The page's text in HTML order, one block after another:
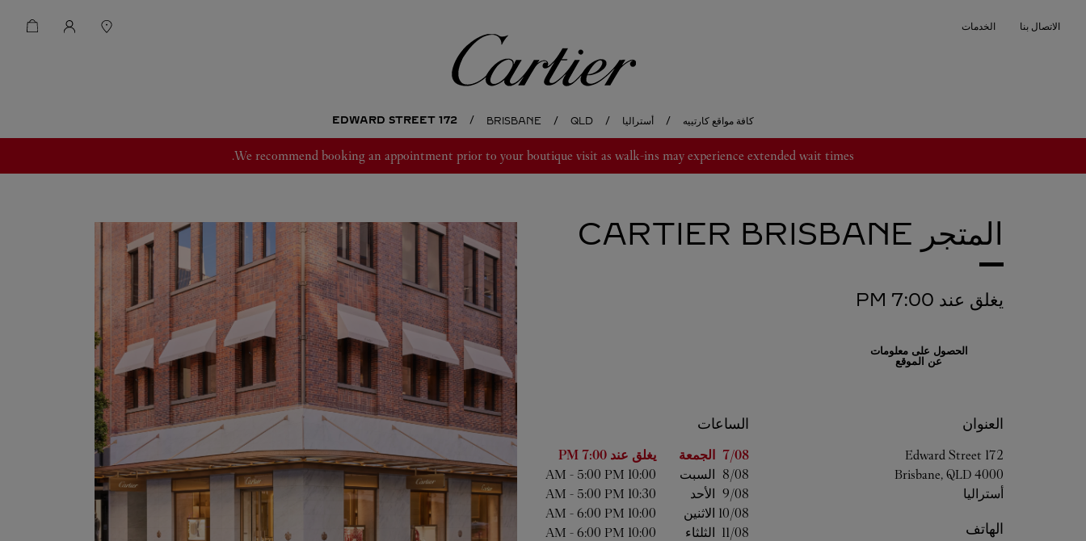
الاتصال بنا الخدمات
كافة مواقع كارتييه أستراليا QLD
BRISBANE
172 EDWARD STREET
We recommend booking an appointment prior to your boutique visit as walk-ins may experience extended wait times.
المتجر CARTIER BRISBANE
يغلق عند 7:00 PM
الحصول على معلومات
عن الموقع
العنوان
172 Edward Street
Brisbane, QLD 4000
أستراليا
الهاتف
الساعات
اليوم من الأسبوع الساعات 7/08 الجمعة يغلق عند 7:00 PM
8/08 السبت 10:00 AM
- 5:00 PM
9/08 الأحد 10:30 AM
- 5:00 PM
10/08 الاثنين 10:00 AM
- 6:00 PM
11/08 الثلثاء 10:00 AM
- 6:00 PM